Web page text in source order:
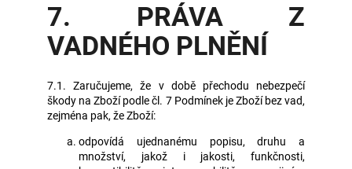
7. PRÁVA Z
VADNÉHO PLNĚNÍ
7.1. Zaručujeme, že v době přechodu nebezpečí
škody na Zboží podle čl. 7 Podmínek je Zboží bez vad,
zejména pak, že Zboží:
odpovídá ujednanému popisu, druhu a
množství, jakož i jakosti, funkčnosti,